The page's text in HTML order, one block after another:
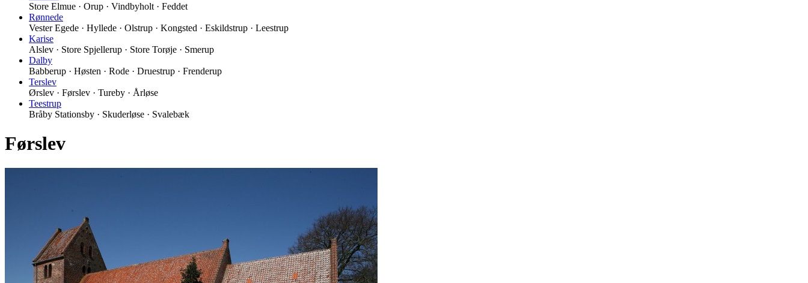
Store Elmue · Orup · Vindbyholt · Feddet
Rønnede
Vester Egede · Hyllede · Olstrup · Kongsted · Eskildstrup · Leestrup
Karise
Alslev · Store Spjellerup · Store Torøje · Smerup
Dalby
Babberup · Høsten · Rode · Druestrup · Frenderup
Terslev
Ørslev · Førslev · Tureby · Årløse
Teestrup
Bråby Stationsby · Skuderløse · Svalebæk
Førslev